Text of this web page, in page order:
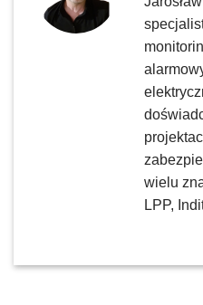
wielu
LPP,